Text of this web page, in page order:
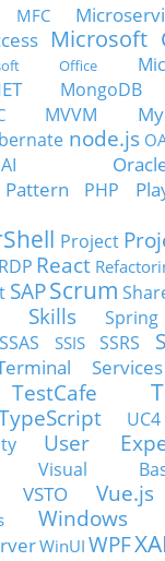
MFC
Microsoft
Office
MongoDB
MVVM
node.js
Pattern PHP
Project
RDP React
SAPScrum
Skills Spring
SSAS SSIS SSRS
Services
TestCafe
UC4
User
Visual
VSTO Vue.js
Windows
WinUI WPF